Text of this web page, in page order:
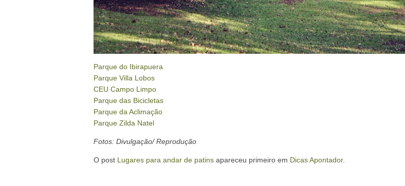
Parque do Ibirapuera
Parque Villa Lobos
CEU Campo Limpo
Parque das Bicicletas
Parque da Aclimação
Parque Zilda Natel
Fotos: Divulgação/ Reprodução
O post Lugares para andar de patins apareceu primeiro em Dicas Apontador.